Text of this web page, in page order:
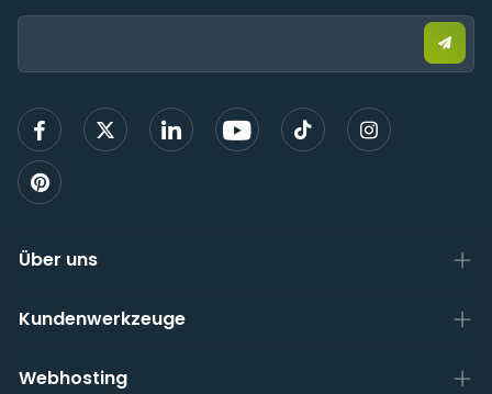
Email:
Sie
E-
Über uns
Kundenwerkzeuge
Webhosting